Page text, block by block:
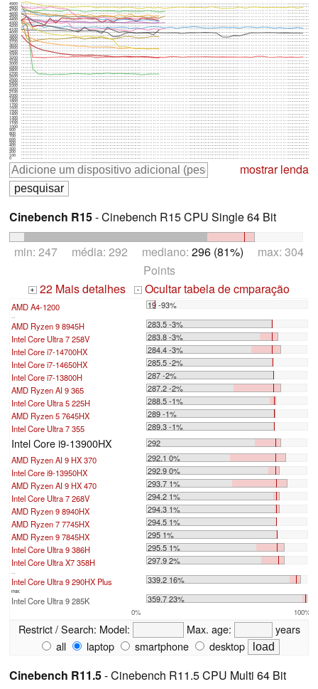
0
100
200
300
400
500
600
700
800
900
1000
1100
1200
1300
1400
1500
1600
1700
1800
1900
2000
2100
2200
2300
2400
2500
2600
2700
2800
2900
3000
3100
3200
3300
3400
3500
3600
3700
3800
3900
4000
4100
4200
4300
4400
4500
4600
4700
4800
4900
mostrar lenda
Cinebench R15- Cinebench R15 CPU Single 64 Bit
min: 247 média: 292 mediano: 296 (81%) max: 304
Points
+ 22 Mais detalhes - Ocultar tabela de cmparação
AMD A4-1200 19 -93%
...
AMD Ryzen 9 8945H
283.5 -3%
Intel Core Ultra 7 258V
283.8 -3%
Intel Core i7-14700HX
284.4 -3%
Intel Core i7-14650HX
285.5 -2%
Intel Core i7-13800H
287 -2%
AMD Ryzen AI 9 365
287.2 -2%
Intel Core Ultra 5 225H
288.5 -1%
AMD Ryzen 5 7645HX
289 -1%
Intel Core Ultra 7 355
289.3 -1%
Intel Core i9-13900HX
292
AMD Ryzen AI 9 HX 370
292.1 0%
Intel Core i9-13950HX
292.9 0%
AMD Ryzen AI 9 HX 470
293.7 1%
Intel Core Ultra 7 268V
294.2 1%
AMD Ryzen 9 8940HX
294.3 1%
AMD Ryzen 7 7745HX
294.5 1%
AMD Ryzen 9 7845HX
295 1%
Intel Core Ultra 9 386H
295.5 1%
Intel Core Ultra X7 358H
297.9 2%
...
Intel Core Ultra 9 290HX Plus 339.2 16%
max:
Intel Core Ultra 9 285K 359.7 23%
0% 100%
Restrict / Search: Model: Max. age:
years
all
laptop smartphone desktop
Cinebench R11.5- Cinebench R11.5 CPU Multi 64 Bit